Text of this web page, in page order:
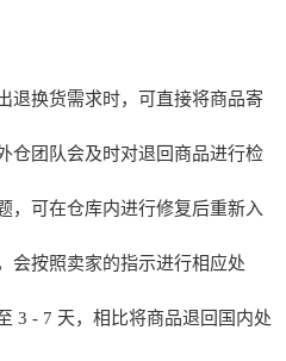
退换货需求时，可直接将商品寄
仓团队会及时对退回商品进行检
，可在仓库内进行修复后重新入
会按照卖家的指示进行相应处
3 - 7 天，相比将商品退回国内处